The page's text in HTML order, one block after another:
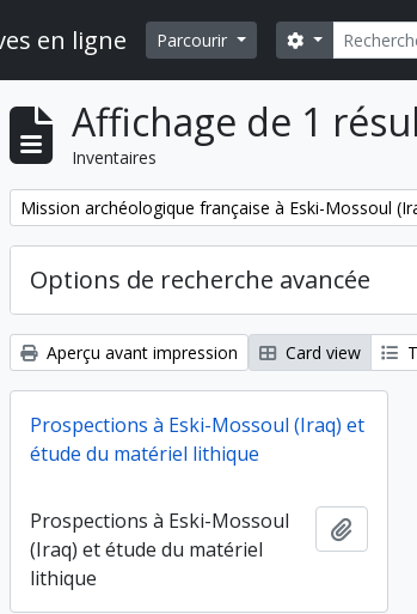
en ligne Parcourir Search
Affichage de 1
Inventaires
Remove filter:
Mission archéologique française à Eski-Mossoul
Options de recherche avancée
Aperçu avant impression Card view
Prospections à Eski-Mossoul (Iraq) et
étude du matériel lithique
Prospections à Eski-Mossoul
(Iraq) et étude du matériel
lithique